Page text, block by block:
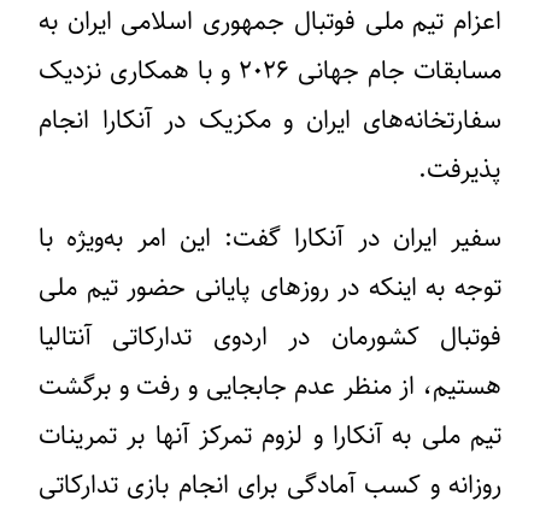
اعزام تیم ملی فوتبال جمهوری اسلامی ایران به
مسابقات جام جهانی ۲۰۲۶ و با همکاری نزدیک
سفارتخانه‌های ایران و مکزیک در آنکارا انجام
پذیرفت.
سفیر ایران در آنکارا گفت: این امر به‌ویژه با
توجه به اینکه در روزهای پایانی حضور تیم ملی
فوتبال کشورمان در اردوی تدارکاتی آنتالیا
هستیم، از منظر عدم جابجایی و رفت‌ و برگشت
تیم ملی به آنکارا و لزوم تمرکز آنها بر تمرینات
روزانه و کسب آمادگی برای انجام بازی تدارکاتی